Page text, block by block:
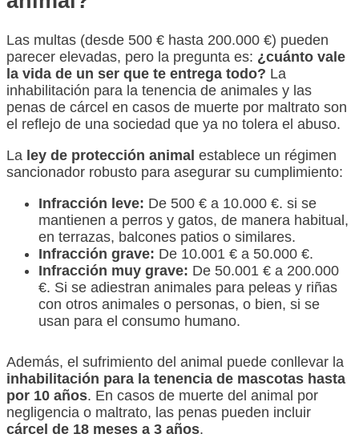
Las multas (desde 500 € hasta 200.000 €) pueden
parecer elevadas, pero la pregunta es: ¿cuánto vale
la vida de un ser que te entrega todo? La
inhabilitación para la tenencia de animales y las
penas de cárcel en casos de muerte por maltrato son
el reflejo de una sociedad que ya no tolera el abuso.
La ley de protección animal establece un régimen
sancionador robusto para asegurar su cumplimiento:
Infracción leve: De 500 € a 10.000 €. si se
mantienen a perros y gatos, de manera habitual,
en terrazas, balcones patios o similares.
Infracción grave: De 10.001 € a 50.000 €.
Infracción muy grave: De 50.001 € a 200.000
€. Si se adiestran animales para peleas y riñas
con otros animales o personas, o bien, si se
usan para el consumo humano.
Además, el sufrimiento del animal puede conllevar la
inhabilitación para la tenencia de mascotas hasta
por 10 años. En casos de muerte del animal por
negligencia o maltrato, las penas pueden incluir
cárcel de 18 meses a 3 años.